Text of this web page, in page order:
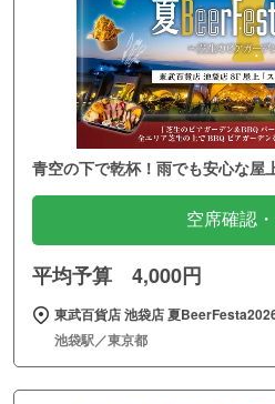
青空の下で乾杯！雨でも安心な屋
空席確認
平均予算 4,000円
東武百貨店 池袋店 夏
池袋駅／東京都